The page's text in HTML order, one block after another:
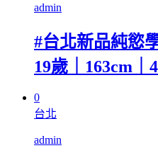
admin
#台北新品純慾
19歲｜163cm｜
0
台北
admin